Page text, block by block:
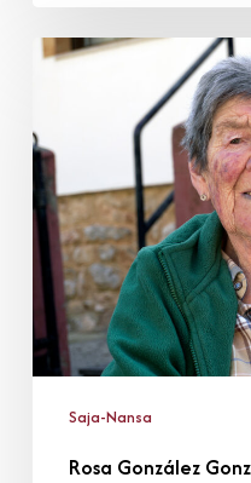
Rosa
Saja-Nansa
Rosa González